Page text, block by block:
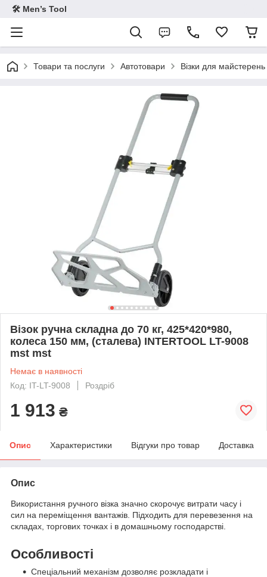
🛠 Men’s Tool
Товари та послуги Автотовари Візки для майстерень
Візок ручна складна до 70 кг, 425*420*980,
колеса 150 мм, (сталева) INTERTOOL LT-9008
mst mst
Немає в наявності
Код: IT-LT-9008
Роздріб
1 913 ₴
Опис Характеристики Відгуки про товар Доставка
Опис
Використання ручного візка значно скорочує витрати часу і
сил на переміщення вантажів. Підходить для перевезення на
складах, торгових точках і в домашньому господарстві.
Особливості
Спеціальний механізм дозволяє розкладати і